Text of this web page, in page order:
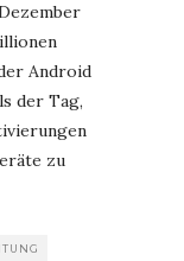
Android
der Tag,
zu